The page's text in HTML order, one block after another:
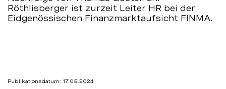
–Röthlisberger ist zurzeit Leiter HR bei der
Eidgenössischen Finanzmarktaufsicht FINMA.
Publikationsdatum: 17.05.2024